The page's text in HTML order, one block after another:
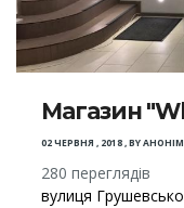
Магазин
02 ЧЕРВНЯ , 2018,BYАНОНІМ
280 переглядів
вулиця